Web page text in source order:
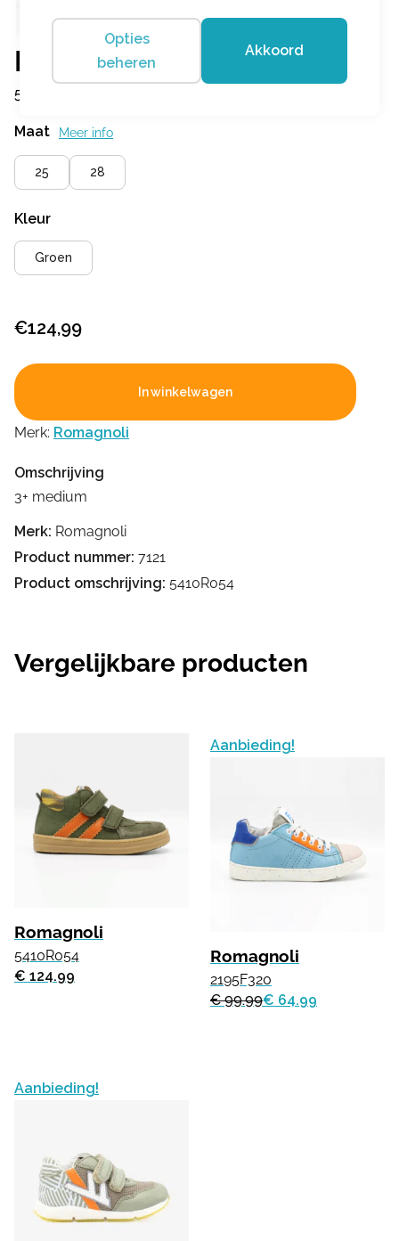
Romagnoli
5410R054
Kleur
Groen
Maat Meer info
25 28
€124,99
In winkelwagen
Merk: Romagnoli
Omschrijving
3+ medium
Merk: Romagnoli
Product nummer: 7121
Product omschrijving: 5410R054
Vergelijkbare producten
Romagnoli
5410R054
€ 124.99
Aanbieding!
Romagnoli
2195F320
€ 99.99€ 64.99
Aanbieding!
Opties
beheren
Akkoord